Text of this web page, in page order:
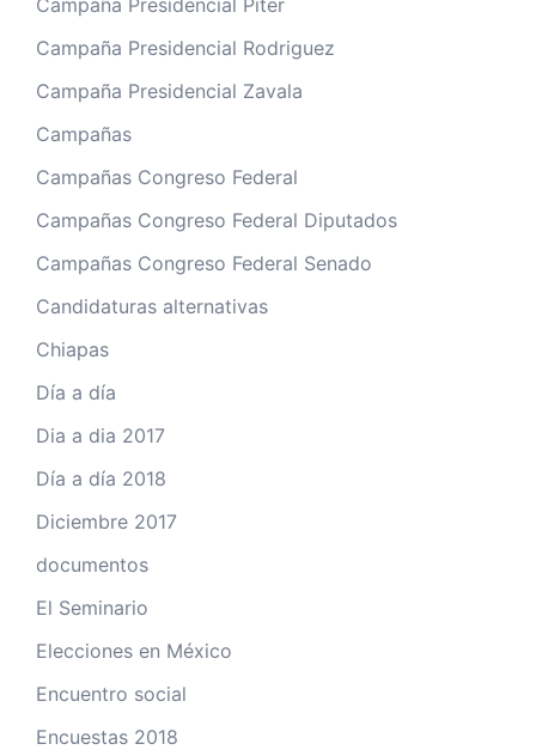
Campaña Presidencial Piter
Campaña Presidencial Rodriguez
Campaña Presidencial Zavala
Campañas
Campañas Congreso Federal
Campañas Congreso Federal Diputados
Campañas Congreso Federal Senado
Candidaturas alternativas
Chiapas
Día a día
Dia a dia 2017
Día a día 2018
Diciembre 2017
documentos
El Seminario
Elecciones en México
Encuentro social
Encuestas 2018